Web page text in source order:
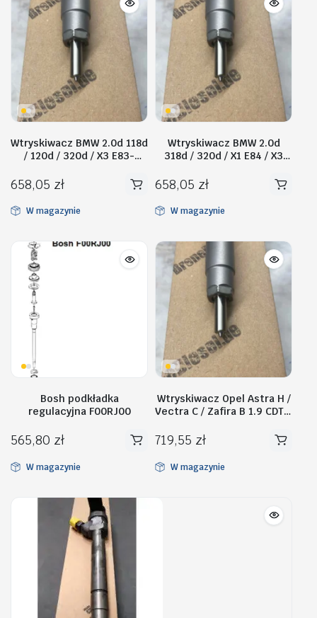
Wtryskiwacz BMW 2.0d 118d
/ 120d / 320d / X3 E83-
658,05 zł
W magazynie
Wtryskiwacz BMW 2.0d
318d / 320d / X1 E84 / X3
658,05 zł
W magazynie
Bosh podkładka
regulacyjna F00RJ00
565,80 zł
W magazynie
Wtryskiwacz Opel Astra H /
Vectra C / Zafira B 1.9 CDTI-
719,55 zł
W magazynie